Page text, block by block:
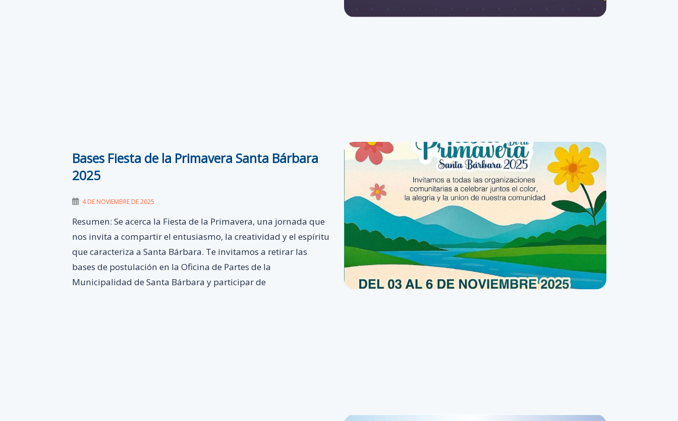
Bases Fiesta de la Primavera Santa Bárbara
2025
4 DE NOVIEMBRE DE 2025
Resumen: Se acerca la Fiesta de la Primavera, una jornada que
nos invita a compartir el entusiasmo, la creatividad y el espíritu
que caracteriza a Santa Bárbara. Te invitamos a retirar las
bases de postulación en la Oficina de Partes de la
Municipalidad de Santa Bárbara y participar de